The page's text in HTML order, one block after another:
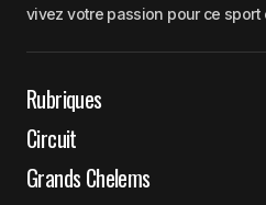
vivez votre passion pour ce
Rubriques
Circuit
Grands Chelems